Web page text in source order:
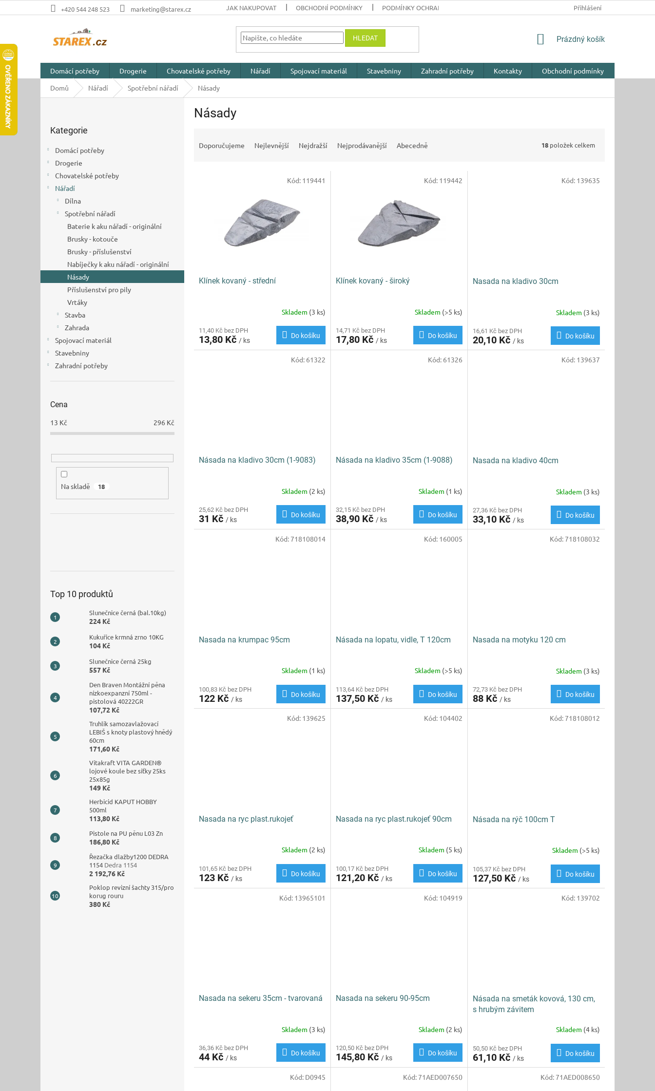
na
+420 544 248 523 marketing@starex.cz JAK NAKUPOVAT OBCHODNÍ PODMÍNKY PODMÍNKY OCHRANY OSOBNÍCH ÚDAJŮ Přihlášení
HLEDAT
NÁKUPNÍ
Prázdný košík
Domácí potřeby Drogerie Chovatelské potřeby Nářadí Spojovací materiál Stavebniny Zahradní potřeby Kontakty
Obchodní podmínky
Domů
Nářadí Spotřební nářadí Násady
kategorie
Kategorie
Domácí potřeby
Drogerie
Chovatelské potřeby
Nářadí
Dílna
Spotřební nářadí
Baterie k aku nářadí - originální
Brusky - kotouče
Brusky - příslušenství
Nabíječky k aku nářadí - originální
Násady
Příslušenství pro pily
Vrtáky
Stavba
Zahrada
Spojovací materiál
Stavebniny
Zahradní potřeby
Cena
13 Kč 296 Kč
Na skladě 18
Top 10 produktů
Slunečnice černá (bal.10kg)
224 Kč
Kukuřice krmná zrno 10KG
104 Kč
Slunečnice černá 25kg
557 Kč
Den Braven Montážní pěna
nízkoexpanzní 750ml -
pistolová 40222GR
107,72 Kč
Truhlík samozavlažovací
LEBIŠ s knoty plastový hnědý
60cm
171,60 Kč
Vitakraft VITA GARDEN®
lojové koule bez síťky 25ks
25x85g
149 Kč
Herbicid KAPUT HOBBY
500ml
113,80 Kč
Pistole na PU pěnu L03 Zn
186,80 Kč
Řezačka dlažby1200 DEDRA
1154 Dedra 1154
2 192,76 Kč
Poklop revizní šachty 315/pro
korug rouru
380 Kč
Násady
Doporučujeme Nejlevnější Nejdražší Nejprodávanější Abecedně 18 položek celkem
Klínek kovaný - střední
Skladem (3 ks)
11,40 Kč bez DPH
13,80 Kč / ks
Do košíku
Kód: 119441
Klínek kovaný - široký
Skladem (>5 ks)
14,71 Kč bez DPH
17,80 Kč / ks
Do košíku
Kód: 119442
Nasada na kladivo 30cm
Skladem (3 ks)
16,61 Kč bez DPH
20,10 Kč / ks
Do košíku
Kód: 139635
Násada na kladivo 30cm (1-9083)
Skladem (2 ks)
25,62 Kč bez DPH
31 Kč / ks
Do košíku
Kód: 61322
Násada na kladivo 35cm (1-9088)
Skladem (1 ks)
32,15 Kč bez DPH
38,90 Kč / ks
Do košíku
Kód: 61326
Nasada na kladivo 40cm
Skladem (3 ks)
27,36 Kč bez DPH
33,10 Kč / ks
Do košíku
Kód: 139637
Nasada na krumpac 95cm
Skladem (1 ks)
100,83 Kč bez DPH
122 Kč / ks
Do košíku
Kód: 718108014
Násada na lopatu, vidle, T 120cm
Skladem (>5 ks)
113,64 Kč bez DPH
137,50 Kč / ks
Do košíku
Kód: 160005
Nasada na motyku 120 cm
Skladem (3 ks)
72,73 Kč bez DPH
88 Kč / ks
Do košíku
Kód: 718108032
Nasada na ryc plast.rukojeť
Skladem (2 ks)
101,65 Kč bez DPH
123 Kč / ks
Do košíku
Kód: 139625
Nasada na ryc plast.rukojeť 90cm
Skladem (5 ks)
100,17 Kč bez DPH
121,20 Kč / ks
Do košíku
Kód: 104402
Násada na rýč 100cm T
Skladem (>5 ks)
105,37 Kč bez DPH
127,50 Kč / ks
Do košíku
Kód: 718108012
Nasada na sekeru 35cm - tvarovaná
Skladem (3 ks)
36,36 Kč bez DPH
44 Kč / ks
Do košíku
Kód: 13965101
Nasada na sekeru 90-95cm
Skladem (2 ks)
120,50 Kč bez DPH
145,80 Kč / ks
Do košíku
Kód: 104919
Násada na smeták kovová, 130 cm,
s hrubým závitem
Skladem (4 ks)
50,50 Kč bez DPH
61,10 Kč / ks
Do košíku
Kód: 139702
Kód: D0945 Kód: 71AED007650 Kód: 71AED008650